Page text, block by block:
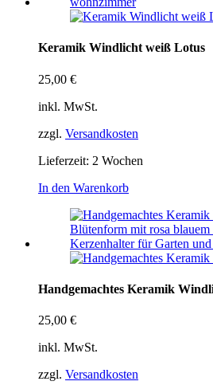
Keramik Windlicht weiß Lotus
25,00 €
inkl. MwSt.
zzgl. Versandkosten
Lieferzeit: 2 Wochen
In den Warenkorb
Handgemachtes Keramik
25,00 €
inkl. MwSt.
zzgl. Versandkosten